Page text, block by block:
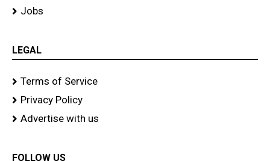
Jobs
LEGAL
Terms of Service
Privacy Policy
Advertise with us
FOLLOW US